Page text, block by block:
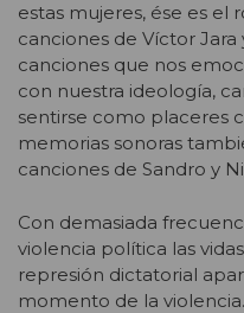
estas mujeres, ése es el
canciones de Víctor
canciones que nos
con nuestra ideología,
sentirse como placeres
memorias sonoras
canciones de Sandro y
Con demasiada
violencia política las
represión dictatorial
momento de la